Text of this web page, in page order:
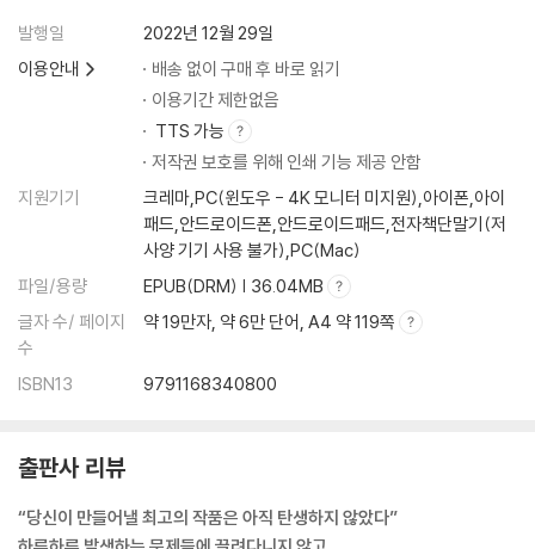
발행일
2022년 12월 29일
이용안내
배송 없이 구매 후 바로 읽기
이용기간 제한없음
TTS 가능
저작권 보호를 위해 인쇄 기능 제공 안함
지원기기
크레마,PC(윈도우 - 4K 모니터 미지원),아이폰,아이
패드,안드로이드폰,안드로이드패드,전자책단말기(저
사양 기기 사용 불가),PC(Mac)
파일/용량
EPUB(DRM) | 36.04MB
글자 수/ 페이지
수
약 19만자, 약 6만 단어, A4 약 119쪽
ISBN13 9791168340800
출판사 리뷰
“당신이 만들어낼 최고의 작품은 아직 탄생하지 않았다”